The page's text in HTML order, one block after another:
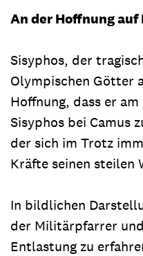
An der Hoffnung
Sisyphos, der
Olympischen Götter
Hoffnung, dass er
Sisyphos bei Camus
der sich im Trotz
Kräfte seinen steilen
In bildlichen
der Militärpfarrer
Entlastung zu